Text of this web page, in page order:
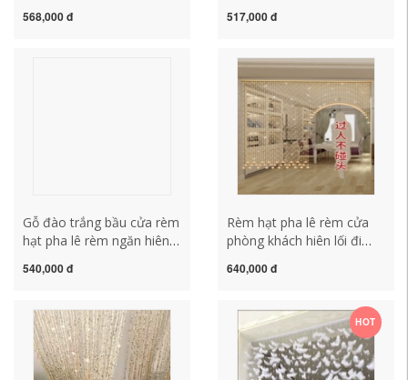
phòng khách lối đi hiên
568,000 đ
trang trí đơn giản bông
lỗ rèm bàn thờ hạt nhựa
517,000 đ
Gỗ đào trắng bầu cửa rèm
hạt pha lê rèm ngăn hiên
tắm rèm phong thủy
540,000 đ
Rèm hạt pha lê rèm cửa
phòng khách hiên lối đi
khối phòng ngủ trang trí
rèm hạt nhựa
640,000 đ
HOT